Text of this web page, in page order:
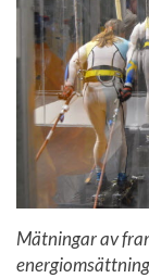
Mätningar av